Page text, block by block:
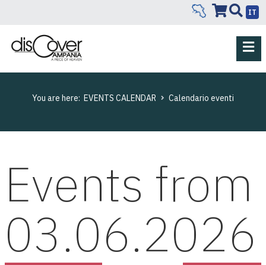
IT
You are here: EVENTS CALENDAR Calendario eventi
Events from
03.06.2026